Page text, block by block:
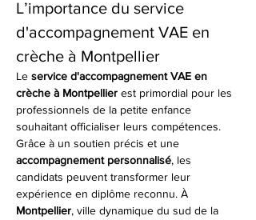
L’importance du service
d'accompagnement VAE en
crèche à Montpellier
Le service d'accompagnement VAE en
crèche à Montpellier est primordial pour les
professionnels de la petite enfance
souhaitant officialiser leurs compétences.
Grâce à un soutien précis et une
accompagnement personnalisé, les
candidats peuvent transformer leur
expérience en diplôme reconnu. À
Montpellier, ville dynamique du sud de la